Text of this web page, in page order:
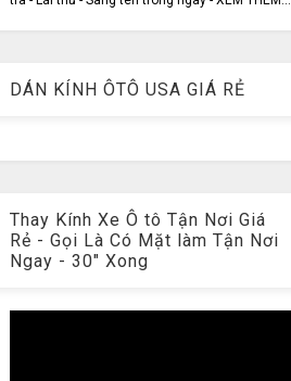
DÁN KÍNH ÔTÔ USA GIÁ RẺ
Thay Kính Xe Ô tô Tận Nơi Giá
Rẻ - Gọi Là Có Mặt làm Tận Nơi
Ngay - 30" Xong